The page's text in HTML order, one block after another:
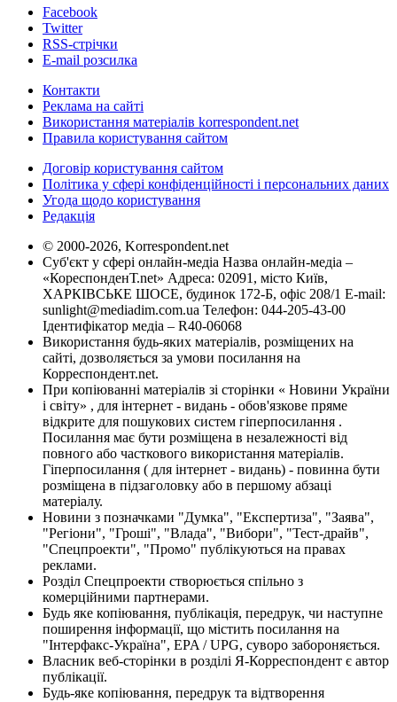
Facebook
Twitter
RSS-стрічки
E-mail розсилка
Контакти
Реклама на сайті
Використання матеріалів korrespondent.net
Правила користування сайтом
Договір користування сайтом
Політика у сфері конфіденційності і персональних даних
Угода щодо користування
Редакція
© 2000-2026, Korrespondent.net
Суб'єкт у сфері онлайн-медіа Назва онлайн-медіа –
«КореспонденТ.net» Адреса: 02091, місто Київ,
ХАРКІВСЬКЕ ШОСЕ, будинок 172-Б, офіс 208/1 E-mail:
sunlight@mediadim.com.ua Телефон: 044-205-43-00
Ідентифікатор медіа – R40-06068
Використання будь-яких матеріалів, розміщених на
сайті, дозволяється за умови посилання на
Корреспондент.net.
При копіюванні матеріалів зі сторінки « Новини України
і світу» , для інтернет - видань - обов'язкове пряме
відкрите для пошукових систем гіперпосилання .
Посилання має бути розміщена в незалежності від
повного або часткового використання матеріалів.
Гіперпосилання ( для інтернет - видань) - повинна бути
розміщена в підзаголовку або в першому абзаці
матеріалу.
Новини з позначками "Думка", "Експертиза", "Заява",
"Регіони", "Гроші", "Влада", "Вибори", "Тест-драйв",
"Спецпроекти", "Промо" публікуються на правах
реклами.
Розділ Спецпроекти створюється спільно з
комерційними партнерами.
Будь яке копіювання, публікація, передрук, чи наступне
поширення інформації, що містить посилання на
"Інтерфакс-Україна", EPA / UPG, суворо забороняється.
Власник веб-сторінки в розділі Я-Корреспондент є автор
публікації.
Будь-яке копіювання, передрук та відтворення